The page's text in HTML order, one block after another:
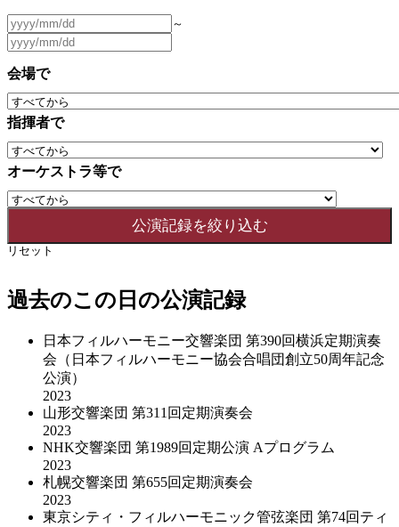
～
会場で
指揮者で
オーケストラ等で
リセット
過去のこの日の公演記録
日本フィルハーモニー交響楽団 第390回横浜定期演奏
会（日本フィルハーモニー協会合唱団創立50周年記念
公演）
2023
山形交響楽団 第311回定期演奏会
2023
NHK交響楽団 第1989回定期公演 Aプログラム
2023
札幌交響楽団 第655回定期演奏会
2023
東京シティ・フィルハーモニック管弦楽団 第74回ティ